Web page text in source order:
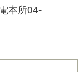
本所04-